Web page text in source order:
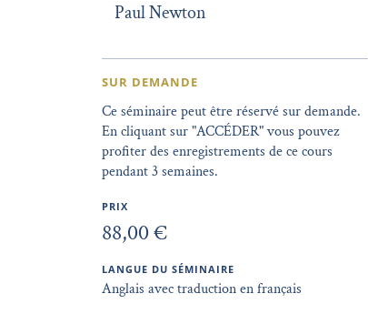
Paul Newton
SUR DEMANDE
Ce séminaire peut être réservé sur demande.
En cliquant sur "ACCÉDER" vous pouvez
profiter des enregistrements de ce cours
pendant 3 semaines.
PRIX
88,00 €
LANGUE DU SÉMINAIRE
Anglais avec traduction en français